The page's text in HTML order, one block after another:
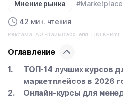
Мнение рынка #Marketplace
42 мин. чтения
Реклама. АО «ТаймВэб». erid: LjN8KERmt
Оглавление
ТОП-14 лучших курсов
маркетплейсов в 2026
Онлайн-курсы для